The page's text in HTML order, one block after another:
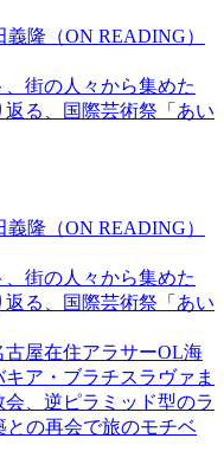
隆（ON READING）
街の人々から集めた
る、国際芸術祭「あい
隆（ON READING）
街の人々から集めた
る、国際芸術祭「あい
屋在住アラサーOL海
ア・ブラチスラヴァま
、逆ピラミッド型のラ
との再会で旅のモチベ